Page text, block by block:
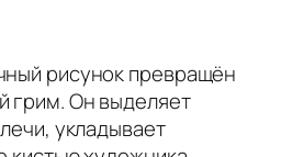
рисунок превращён
грим. Он выделяет
укладывает